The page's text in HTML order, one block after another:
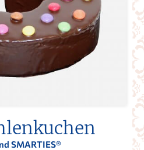
SMARTIES®